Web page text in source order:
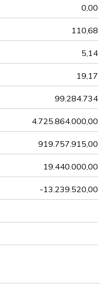
0,00
110,68
5,14
19,17
99.284.734
4.725.864.000,00
919.757.915,00
19.440.000,00
-13.239.520,00